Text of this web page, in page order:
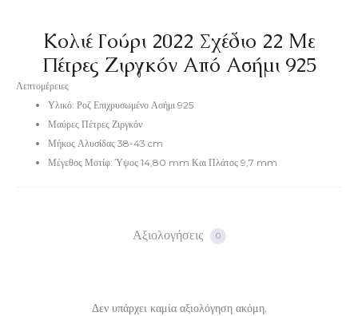
Κολιέ Γούρι 2022 Σχέδιο 22 Με
Πέτρες Ζιργκόν Από Ασήμι 925
Λεπτομέρειες
Υλικό: Ροζ Επιχρυσωμένο Ασήμι 925
Μαύρες Πέτρες Ζιργκόν
Μήκος Αλυσίδας 38-43 cm
Μέγεθος Μοτίφ: Ύψος 14,80 mm Και Πλάτος 9,7 mm
Αξιολογήσεις 0
Δεν υπάρχει καμία αξιολόγηση ακόμη.